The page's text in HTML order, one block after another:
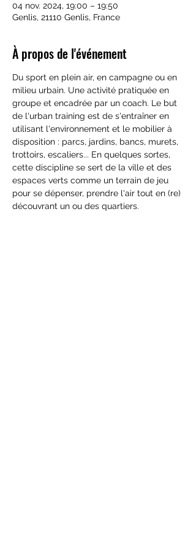
04 nov. 2024, 19:00 – 19:50
Genlis, 21110 Genlis, France
À propos de l'événement
Du sport en plein air, en campagne ou en
milieu urbain. Une activité pratiquée en
groupe et encadrée par un coach. Le but
de l'urban training est de s'entraîner en
utilisant l'environnement et le mobilier à
disposition : parcs, jardins, bancs, murets,
trottoirs, escaliers... En quelques sortes,
cette discipline se sert de la ville et des
espaces verts comme un terrain de jeu
pour se dépenser, prendre l'air tout en (re)
découvrant un ou des quartiers.